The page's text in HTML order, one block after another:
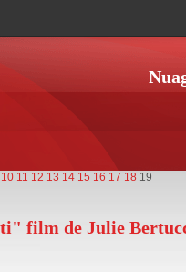
10 11 12 13 14 15 16 17 18 19
film de Julie